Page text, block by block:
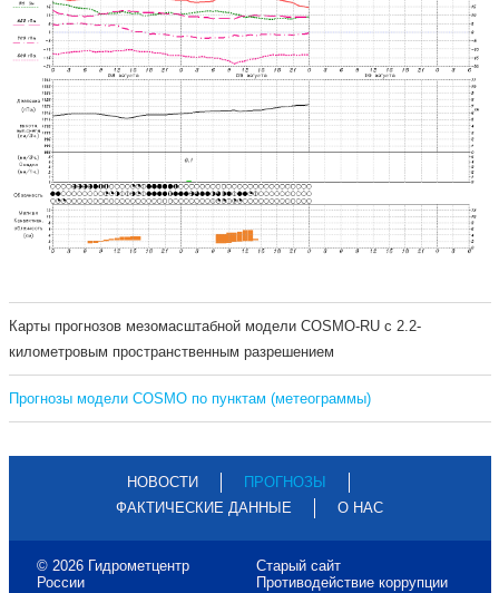
Карты прогнозов мезомасштабной модели COSMO-RU с 2.2-
километровым пространственным разрешением
Прогнозы модели COSMO по пунктам (метеограммы)
НОВОСТИ
ПРОГНОЗЫ
ФАКТИЧЕСКИЕ ДАННЫЕ
О НАС
© 2026 Гидрометцентр
России
Старый сайт
Противодействие коррупции